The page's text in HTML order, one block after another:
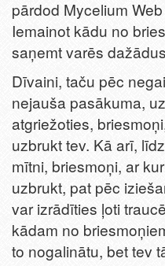
pārdod Mycelium
Iemainot kādu no
saņemt varēs
Dīvaini, taču pēc
nejauša pasākuma,
atgriežoties,
uzbrukt tev. Kā arī,
mītni, briesmoņi, ar
uzbrukt, pat pēc
var izrādīties ļoti
kādam no
to nogalinātu, bet tev